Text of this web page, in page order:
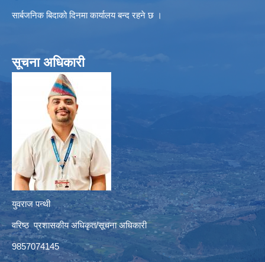
सार्बजनिक बिदाको दिनमा कार्यालय बन्द रहने छ ।
सूचना अधिकारी
युवराज पन्थी
वरिष्ठ प्रशासकीय अधिकृत/सूचना अधिकारी
9857074145